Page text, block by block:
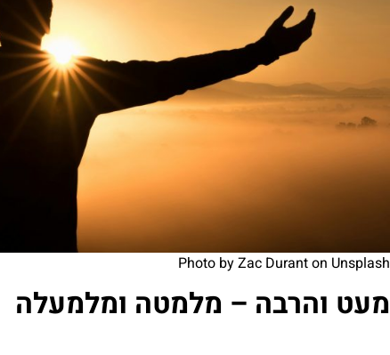
Photo byZac Duranton Unsplash
מעט והרבה – מלמטה ומלמעלה